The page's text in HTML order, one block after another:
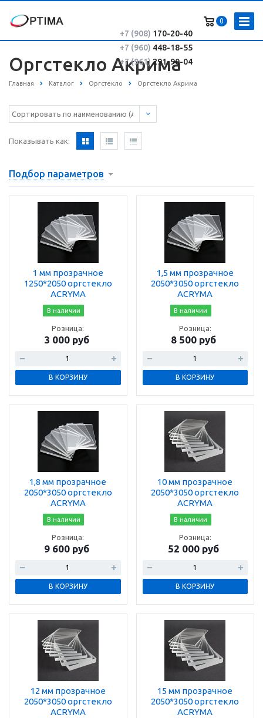
0
+7 (908) 170-20-40
+7 (960) 448-18-55
+7 (961)291-90-04
Оргстекло Акрима
Главная Каталог Оргстекло Оргстекло Акрима
Показывать как:
Подбор параметров
1 мм прозрачное
1250*2050 оргстекло
ACRYMA
В наличии
Розница:
3 000 руб
В КОРЗИНУ
1,5 мм прозрачное
2050*3050 оргстекло
ACRYMA
В наличии
Розница:
8 500 руб
В КОРЗИНУ
1,8 мм прозрачное
2050*3050 оргстекло
ACRYMA
В наличии
Розница:
9 600 руб
В КОРЗИНУ
10 мм прозрачное
2050*3050 оргстекло
ACRYMA
В наличии
Розница:
52 000 руб
В КОРЗИНУ
12 мм прозрачное
2050*3050 оргстекло
ACRYMA
15 мм прозрачное
2050*3050 оргстекло
ACRYMA